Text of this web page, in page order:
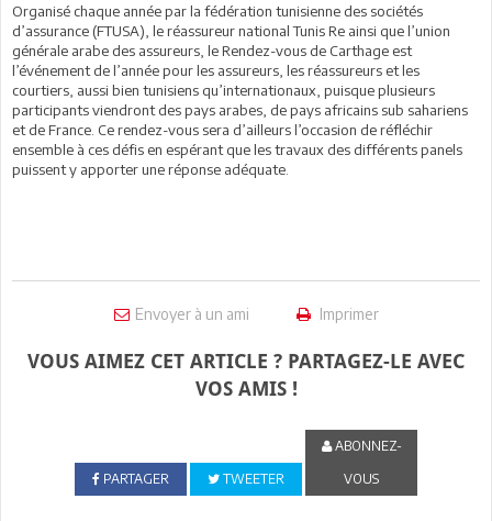
Organisé chaque année par la fédération tunisienne des sociétés
d’assurance (FTUSA), le réassureur national Tunis Re ainsi que l’union
générale arabe des assureurs, le Rendez-vous de Carthage est
l’événement de l’année pour les assureurs, les réassureurs et les
courtiers, aussi bien tunisiens qu’internationaux, puisque plusieurs
participants viendront des pays arabes, de pays africains sub sahariens
et de France. Ce rendez-vous sera d’ailleurs l’occasion de réfléchir
ensemble à ces défis en espérant que les travaux des différents panels
puissent y apporter une réponse adéquate.
Envoyer à un ami Imprimer
VOUS AIMEZ CET ARTICLE ? PARTAGEZ-LE AVEC
VOS AMIS !
PARTAGER TWEETER
ABONNEZ-
VOUS